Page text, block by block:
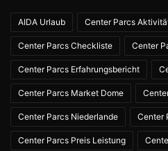
AIDA Urlaub Center Parcs
Center Parcs Checkliste Center
Center Parcs Erfahrungsbericht
Center Parcs Market Dome
Center Parcs Niederlande Center
Center Parcs Preis Leistung